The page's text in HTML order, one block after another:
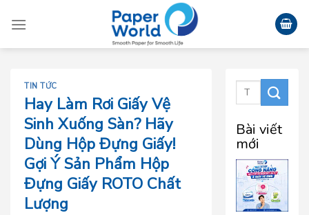
TIN TỨC
Hay Làm Rơi Giấy Vệ
Sinh Xuống Sàn? Hãy
Dùng Hộp Đựng Giấy!
Gợi Ý Sản Phẩm Hộp
Đựng Giấy ROTO Chất
Lượng
Bài viết
mới